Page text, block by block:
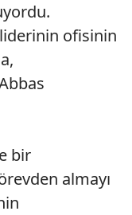
liderinin ofisinin
bir
almayı